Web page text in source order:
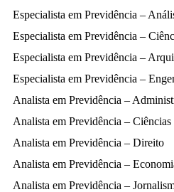
Especialista em Previdência –
Especialista em Previdência –
Especialista em Previdência –
Especialista em Previdência –
Analista em Previdência –
Analista em Previdência – Ciências
Analista em Previdência – Direito
Analista em Previdência –
Analista em Previdência –